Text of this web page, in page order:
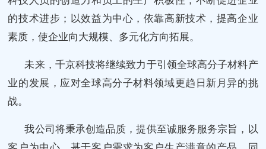
的技术进步；以效益为中心，依靠高新技术，提高企业
素质，使企业向大规模、多元化方向拓展。
未来，千京科技将继续致力于引领全球高分子材料产
业的发展，应对全球高分子材料领域更趋日新月异的挑
战。
我公司将秉承创造品质，提供至诚服务服务宗旨，以